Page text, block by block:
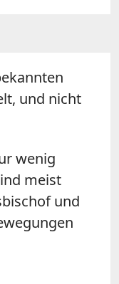
und nicht
wenig
meist
und